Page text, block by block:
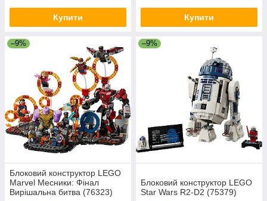
Купити Купити
–9%
Блоковий конструктор LEGO
Marvel Месники: Фінал
Вирішальна битва (76323)
–9%
Блоковий конструктор LEGO
Star Wars R2-D2 (75379)